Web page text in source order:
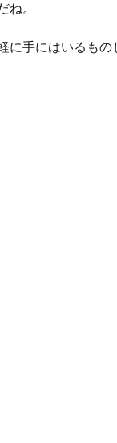
ね。
に手にはいるも